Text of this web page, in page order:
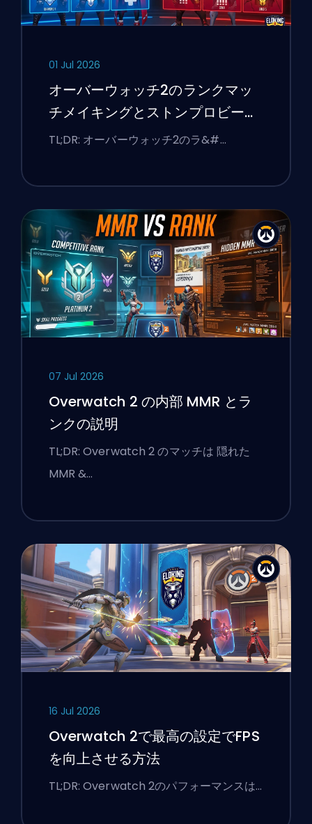
01 Jul 2026
オーバーウォッチ2のランクマッ
チメイキングとストンプロビーを
修正する方法
TL;DR: オーバーウォッチ2のラ&#…
07 Jul 2026
Overwatch 2 の内部 MMR とラ
ンクの説明
TL;DR: Overwatch 2 のマッチは 隠れた
MMR &…
16 Jul 2026
Overwatch 2で最高の設定でFPS
を向上させる方法
TL;DR: Overwatch 2のパフォーマンスは…